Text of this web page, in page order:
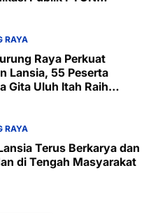
RAYA
Raya Perkuat
Lansia, 55 Peserta
Gita Uluh Itah Raih
RAYA
Terus Berkarya dan
di Tengah Masyarakat